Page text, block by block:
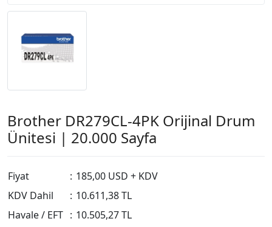
Brother DR279CL-4PK Orijinal Drum
Ünitesi | 20.000 Sayfa
Fiyat : 185,00 USD + KDV
KDV Dahil
: 10.611,38 TL
Havale / EFT : 10.505,27 TL